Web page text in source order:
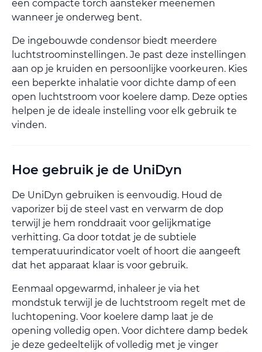
een compacte torch aansteker meenemen
wanneer je onderweg bent.
De ingebouwde condensor biedt meerdere
luchtstroominstellingen. Je past deze instellingen
aan op je kruiden en persoonlijke voorkeuren. Kies
een beperkte inhalatie voor dichte damp of een
open luchtstroom voor koelere damp. Deze opties
helpen je de ideale instelling voor elk gebruik te
vinden.
Hoe gebruik je de UniDyn
De UniDyn gebruiken is eenvoudig. Houd de
vaporizer bij de steel vast en verwarm de dop
terwijl je hem ronddraait voor gelijkmatige
verhitting. Ga door totdat je de subtiele
temperatuurindicator voelt of hoort die aangeeft
dat het apparaat klaar is voor gebruik.
Eenmaal opgewarmd, inhaleer je via het
mondstuk terwijl je de luchtstroom regelt met de
luchtopening. Voor koelere damp laat je de
opening volledig open. Voor dichtere damp bedek
je deze gedeeltelijk of volledig met je vinger